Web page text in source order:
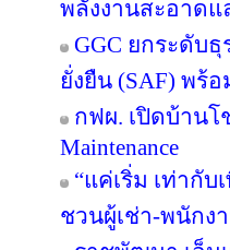
พลังงานสะอาดแ
GGC ยกระดับ
ยั่งยืน (SAF) พร้
กฟผ. เปิดบ้าน
Maintenance
“แค่เริ่ม เท่ากับ
ชวนผู้เช่า-พนักง